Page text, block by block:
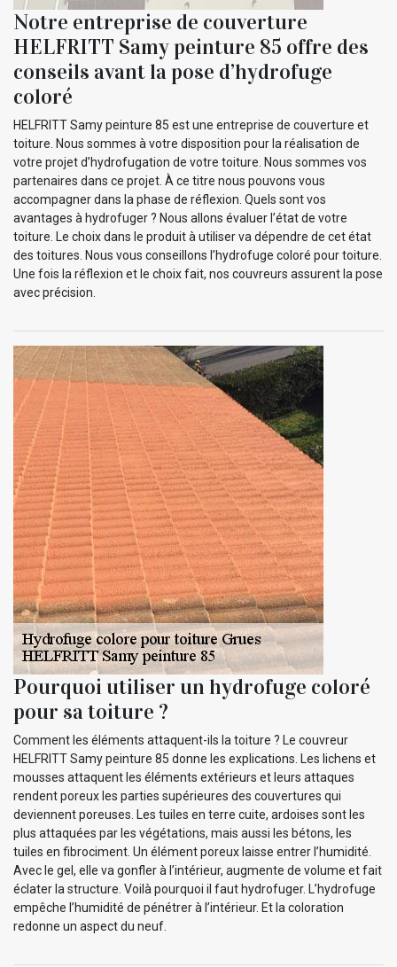
Notre entreprise de couverture
HELFRITT Samy peinture 85 offre des
conseils avant la pose d’hydrofuge
coloré
HELFRITT Samy peinture 85 est une entreprise de couverture et
toiture. Nous sommes à votre disposition pour la réalisation de
votre projet d’hydrofugation de votre toiture. Nous sommes vos
partenaires dans ce projet. À ce titre nous pouvons vous
accompagner dans la phase de réflexion. Quels sont vos
avantages à hydrofuger ? Nous allons évaluer l’état de votre
toiture. Le choix dans le produit à utiliser va dépendre de cet état
des toitures. Nous vous conseillons l’hydrofuge coloré pour toiture.
Une fois la réflexion et le choix fait, nos couvreurs assurent la pose
avec précision.
Pourquoi utiliser un hydrofuge coloré
pour sa toiture ?
Comment les éléments attaquent-ils la toiture ? Le couvreur
HELFRITT Samy peinture 85 donne les explications. Les lichens et
mousses attaquent les éléments extérieurs et leurs attaques
rendent poreux les parties supérieures des couvertures qui
deviennent poreuses. Les tuiles en terre cuite, ardoises sont les
plus attaquées par les végétations, mais aussi les bétons, les
tuiles en fibrociment. Un élément poreux laisse entrer l’humidité.
Avec le gel, elle va gonfler à l’intérieur, augmente de volume et fait
éclater la structure. Voilà pourquoi il faut hydrofuger. L’hydrofuge
empêche l’humidité de pénétrer à l’intérieur. Et la coloration
redonne un aspect du neuf.